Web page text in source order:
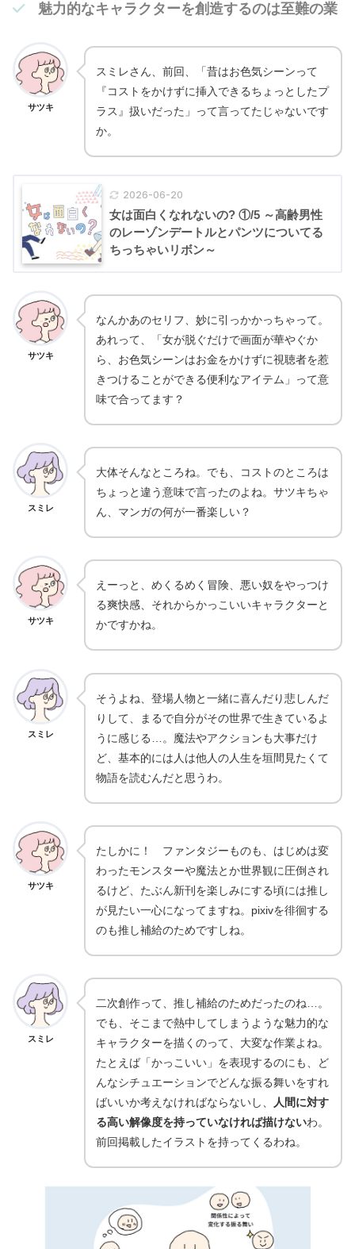
魅力的なキャラクターを創造するのは至難の業
サツキ
スミレさん、前回、「昔はお色気シーンって
『コストをかけずに挿入できるちょっとしたプ
ラス』扱いだった」って言ってたじゃないです
か。
2026-06-20
女は面白くなれないの? ①/5 ～高齢男性
のレーゾンデートルとパンツについてる
ちっちゃいリボン～
サツキ
なんかあのセリフ、妙に引っかかっちゃって。
あれって、「女が脱ぐだけで画面が華やぐか
ら、お色気シーンはお金をかけずに視聴者を惹
きつけることができる便利なアイテム」って意
味で合ってます？
スミレ
大体そんなところね。でも、コストのところは
ちょっと違う意味で言ったのよね。サツキちゃ
ん、マンガの何が一番楽しい？
サツキ
えーっと、めくるめく冒険、悪い奴をやっつけ
る爽快感、それからかっこいいキャラクターと
かですかね。
スミレ
そうよね、登場人物と一緒に喜んだり悲しんだ
りして、まるで自分がその世界で生きているよ
うに感じる…。魔法やアクションも大事だけ
ど、基本的には人は他人の人生を垣間見たくて
物語を読むんだと思うわ。
サツキ
たしかに！ ファンタジーものも、はじめは変
わったモンスターや魔法とか世界観に圧倒され
るけど、たぶん新刊を楽しみにする頃には推し
が見たい一心になってますね。pixivを徘徊する
のも推し補給のためですしね。
スミレ
二次創作って、推し補給のためだったのね…。
でも、そこまで熱中してしまうような魅力的な
キャラクターを描くのって、大変な作業よね。
たとえば「かっこいい」を表現するのにも、ど
んなシチュエーションでどんな振る舞いをすれ
ばいいか考えなければならないし、
人間に対す
る高い解像度を持っていなければ描けないわ。
前回掲載したイラストを持ってくるわね。